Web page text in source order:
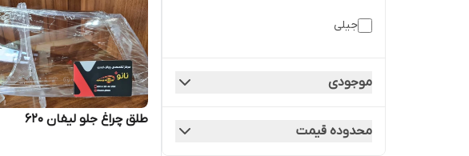
جیلی
موجودی
محدوده قیمت
طلق چراغ جلو لیفان 620